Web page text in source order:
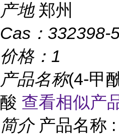
产地 郑州
Cas： 332398-
价格： 1
产品名称(4-甲
酸 查看相似产
简介 产品名称